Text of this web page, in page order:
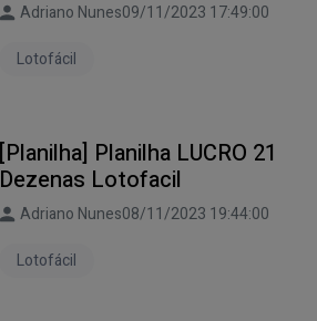
Adriano Nunes09/11/2023 17:49:00
Lotofácil
[Planilha] Planilha LUCRO 21
Dezenas Lotofacil
Adriano Nunes08/11/2023 19:44:00
Lotofácil